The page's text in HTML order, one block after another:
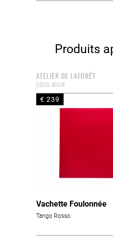
Produits
ATELIER DE LAFORÊT
SOUS-MAIN
€ 239
Vachette Foulonnée
Tango Rosso